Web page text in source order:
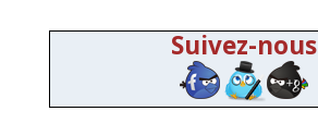
Suivez-nous